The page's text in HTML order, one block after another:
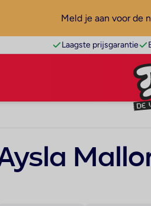
Meld je aan voor de
Laagste prijsgarantie